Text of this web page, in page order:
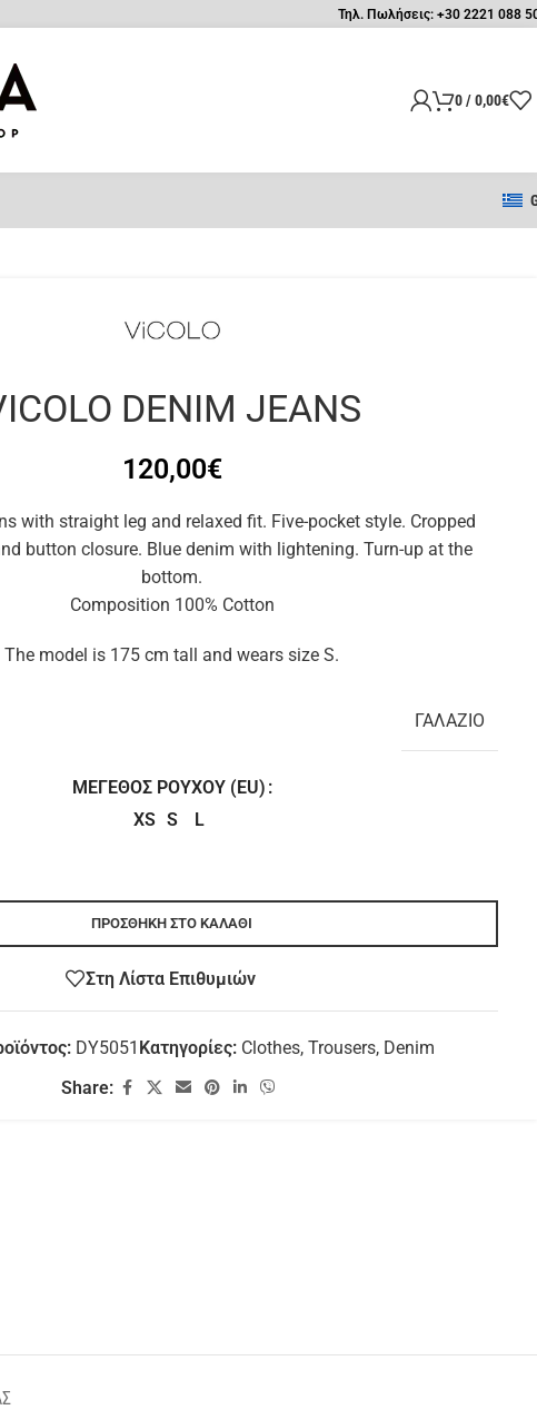
Τηλ. Πωλήσεις: +30 2221 088
0/0,00€
DENIM JEANS
120,00€
with straight leg and relaxed fit. Five-pocket style. Cropped
button closure. Blue denim with lightening. Turn-up at the
bottom.
Composition 100% Cotton
The model is 175 cm tall and wears size S.
ΓΑΛΑΖΙΟ
ΜΈΓΕΘΟΣ ΡΟΎΧΟΥ (EU)
XS S L
ΠΡΟΣΘΉΚΗ ΣΤΟ ΚΑΛΆΘΙ
Στη Λίστα Επιθυμιών
DY5051 Κατηγορίες: Clothes, Trousers, Denim
Share: